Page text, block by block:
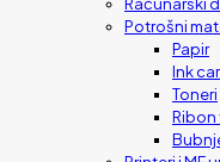
Potrošni
Papir
Ink
Toneri
Ribon